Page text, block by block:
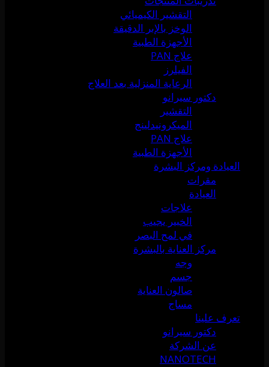
التقشير الكيميائي
الوخز بالإبر الدقيقة
الأجهزة الطبية
علاج PAN
الفيلرز
الرعاية المنزلية بعد العلاج
دكتور سيرانو
التقشير
الميكرونيدلينج
علاج PAN
الأجهزة الطبية
العيادة ومركز البشرة
مقرات
العيادة
علاجات
الخبير يجيب
في لمح البصر
مركز العناية بالبشرة
وجه
جسم
صالون العناية
مساج
تعرف علينا
دكتور سيرانو
عن الشركة
NANOTECH